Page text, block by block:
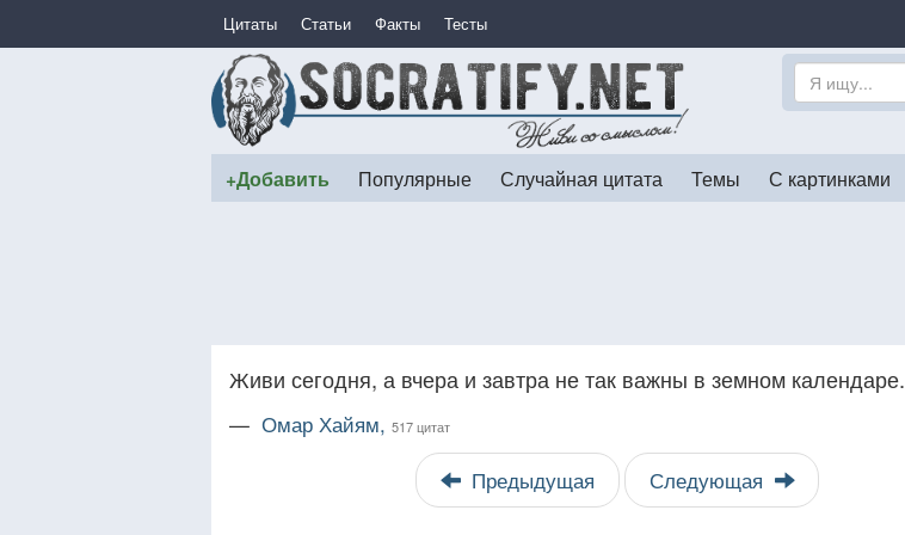
Цитаты Статьи Факты Тесты
+Добавить Популярные Случайная цитата Темы С картинками
Живи сегодня, а вчера и завтра не так важны в земном календаре.
— Омар Хайям, 517 цитат
Предыдущая Следующая